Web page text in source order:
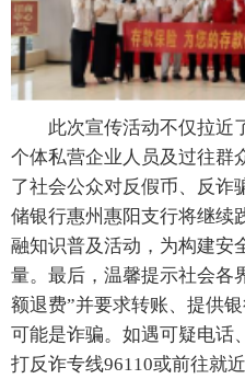
此次宣传活动不仅拉近了
个体私营企业人员及过往群
了社会公众对反假币、反诈
储银行惠州惠阳支行将继续
融知识普及活动，为构建安
量。最后，温馨提示社会各
额退费”并要求转账、提供
可能是诈骗。如遇可疑电话
打反诈专线96110或前往就